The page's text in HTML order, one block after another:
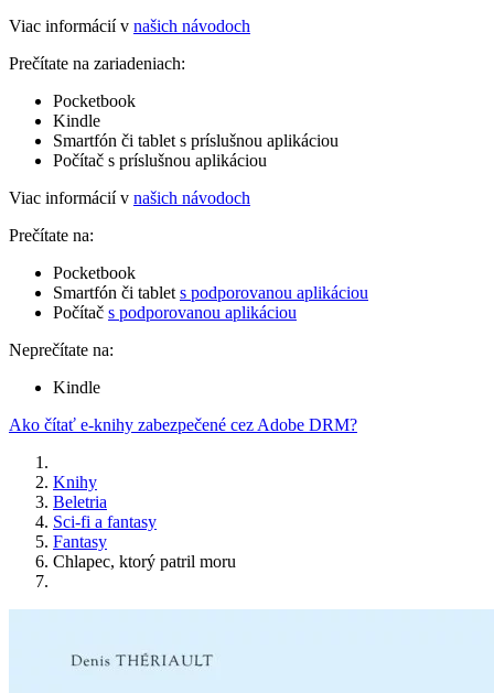
Viac informácií v našich návodoch
Prečítate na zariadeniach:
Pocketbook
Kindle
Smartfón či tablet s príslušnou aplikáciou
Počítač s príslušnou aplikáciou
Viac informácií v našich návodoch
Prečítate na:
Pocketbook
Smartfón či tablet s podporovanou aplikáciou
Počítač s podporovanou aplikáciou
Neprečítate na:
Kindle
Ako čítať e-knihy zabezpečené cez Adobe DRM?
Knihy
Beletria
Sci-fi a fantasy
Fantasy
Chlapec, ktorý patril moru